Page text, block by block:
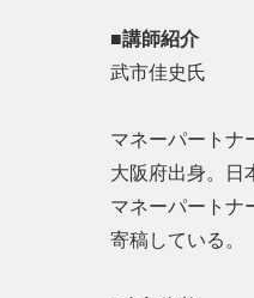
■講師紹介
武市佳史氏
マネーパートナ
大阪府出身。日
マネーパートナ
寄稿している。